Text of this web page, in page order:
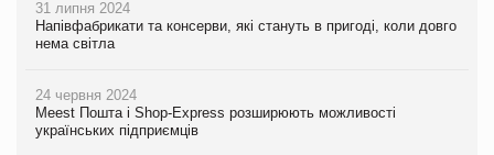
31 липня 2024
Напівфабрикати та консерви, які стануть в пригоді, коли довго
нема світла
24 червня 2024
Meest Пошта і Shop-Express розширюють можливості
українських підприємців